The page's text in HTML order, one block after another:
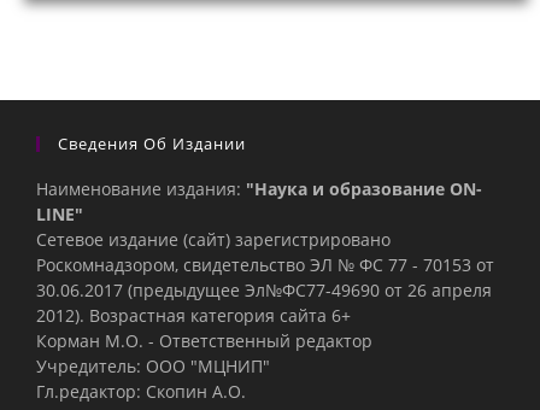
Сведения Об Издании
Наименование издания: "Наука и образование ON-
LINE"
Сетевое издание (сайт) зарегистрировано
Роскомнадзором, свидетельство ЭЛ № ФС 77 - 70153 от
30.06.2017 (предыдущее Эл№ФC77-49690 от 26 апреля
2012). Возрастная категория сайта 6+
Корман М.О. - Ответственный редактор
Учредитель: ООО "МЦНИП"
Гл.редактор: Скопин А.О.